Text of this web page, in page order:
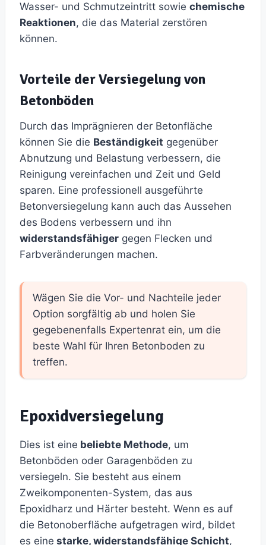
Wasser- und Schmutzeintritt sowie chemische
Reaktionen, die das Material zerstören
können.
Vorteile der Versiegelung von
Betonböden
Durch das Imprägnieren der Betonfläche
können Sie die Beständigkeit gegenüber
Abnutzung und Belastung verbessern, die
Reinigung vereinfachen und Zeit und Geld
sparen. Eine professionell ausgeführte
Betonversiegelung kann auch das Aussehen
des Bodens verbessern und ihn
widerstandsfähiger gegen Flecken und
Farbveränderungen machen.
Wägen Sie die Vor- und Nachteile jeder
Option sorgfältig ab und holen Sie
gegebenenfalls Expertenrat ein, um die
beste Wahl für Ihren Betonboden zu
treffen.
Epoxidversiegelung
Dies ist eine beliebte Methode, um
Betonböden oder Garagenböden zu
versiegeln. Sie besteht aus einem
Zweikomponenten-System, das aus
Epoxidharz und Härter besteht. Wenn es auf
die Betonoberfläche aufgetragen wird, bildet
es eine starke, widerstandsfähige Schicht,